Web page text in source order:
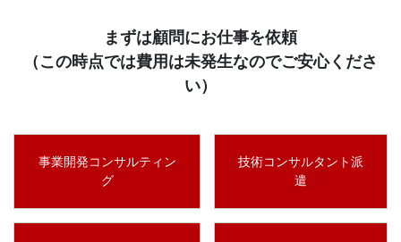
まずは顧問にお仕事を依頼
（この時点では費用は未発生なのでご安心くださ
い）
事業開発コンサルティン
グ
技術コンサルタント派
遣